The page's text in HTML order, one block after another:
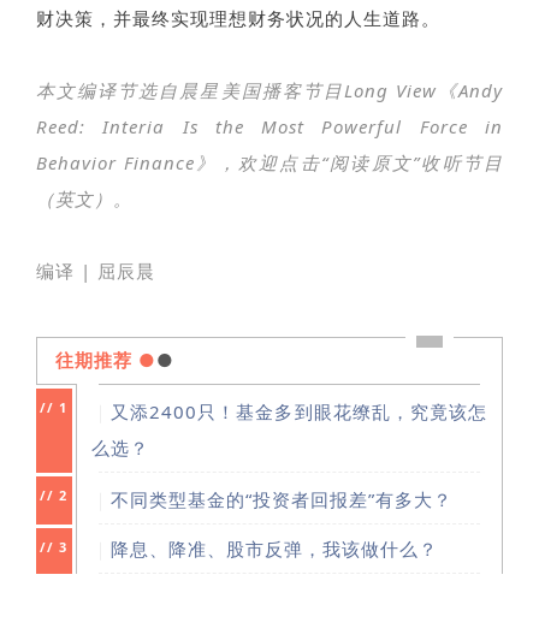
财决策，并最终实现理想财务状况的人生道路。
本文编译节选自晨星美国播客节目Long View《Andy
Reed: Interia Is the Most Powerful Force in
Behavior Finance》，欢迎点击“阅读原文”收听节目
（英文）。
编译 | 屈辰晨
往期推荐 ●●
// 1
又添2400只！基金多到眼花缭乱，究竟该怎
么选？
// 2 不同类型基金的“投资者回报差”有多大？
// 3 降息、降准、股市反弹，我该做什么？